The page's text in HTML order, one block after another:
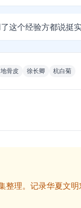
这个经验方都说挺
地骨皮 徐长卿 杭白菊
整理。记录华夏文